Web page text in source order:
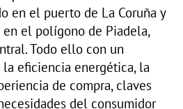
en el puerto de La Coruña y
el polígono de Piadela,
Todo ello con un
la eficiencia energética, la
de compra, claves
del consumidor